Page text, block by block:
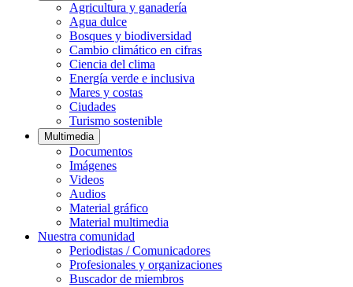
Agricultura y ganadería
Agua dulce
Bosques y biodiversidad
Cambio climático en cifras
Ciencia del clima
Energía verde e inclusiva
Mares y costas
Ciudades
Turismo sostenible
Multimedia
Documentos
Imágenes
Videos
Audios
Material gráfico
Material multimedia
Nuestra comunidad
Periodistas / Comunicadores
Profesionales y organizaciones
Buscador de miembros